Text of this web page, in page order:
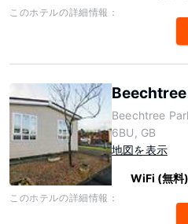
このホテルの詳細情報：
Beechtree
6BU, GB
地図を表示
WiFi (無料)
このホテルの詳細情報：